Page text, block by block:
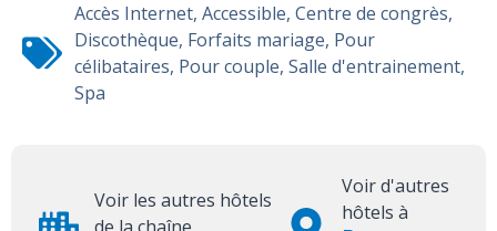
Accès Internet, Accessible, Centre de congrès,
Discothèque, Forfaits mariage, Pour
célibataires, Pour couple, Salle d'entrainement,
Spa
Voir les autres hôtels
Voir d'autres
hôtels à